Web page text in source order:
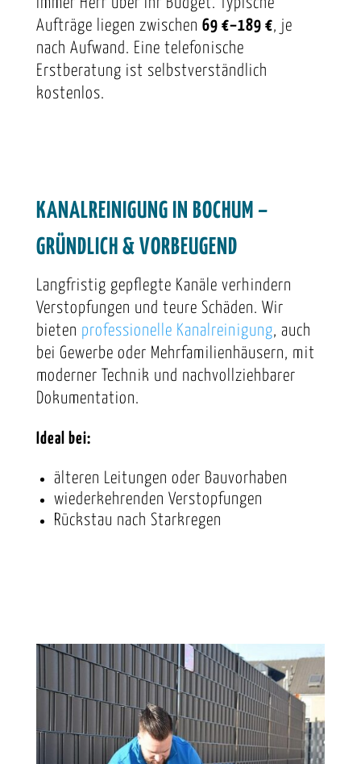
Aufträge liegen zwischen 69 €–189 €, je
nach Aufwand. Eine telefonische
Erstberatung ist selbstverständlich
kostenlos.
KANALREINIGUNG IN BOCHUM –
GRÜNDLICH & VORBEUGEND
Langfristig gepflegte Kanäle verhindern
Verstopfungen und teure Schäden. Wir
bieten professionelle Kanalreinigung, auch
bei Gewerbe oder Mehrfamilienhäusern, mit
moderner Technik und nachvollziehbarer
Dokumentation.
Ideal bei:
älteren Leitungen oder Bauvorhaben
wiederkehrenden Verstopfungen
Rückstau nach Starkregen